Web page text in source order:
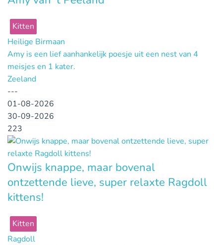
Kitten
Heilige Birmaan
Amy is een lief aanhankelijk poesje uit een nest van 4
meisjes en 1 kater.
Zeeland
---
01-08-2026
30-09-2026
223
Onwijs knappe, maar bovenal
ontzettende lieve, super relaxte Ragdoll
kittens!
Kitten
Ragdoll